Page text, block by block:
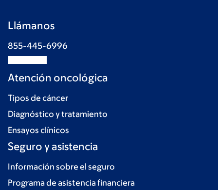
Llámanos
855-445-6996
Atención oncológica
Tipos de cáncer
Diagnóstico y tratamiento
Ensayos clínicos
Seguro y asistencia
Información sobre el seguro
Programa de asistencia financiera